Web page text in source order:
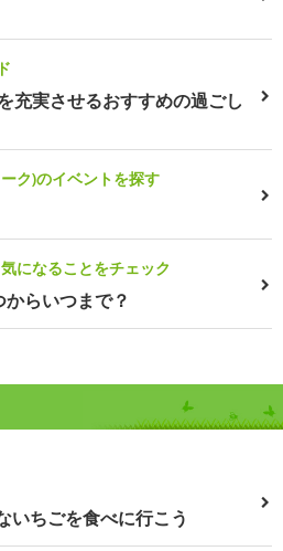
充実させるおすすめの過ごし
ク)のイベントを探す
になることをチェック
らいつまで？
いちごを食べに行こう